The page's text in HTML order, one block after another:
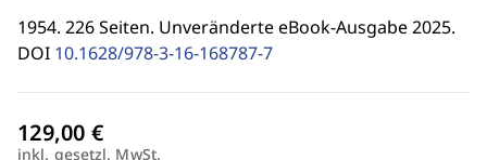
1954. 226 Seiten. Unveränderte eBook-Ausgabe 2025.
DOI 10.1628/978-3-16-168787-7
inkl. gesetzl. MwSt.